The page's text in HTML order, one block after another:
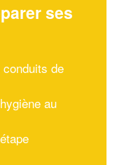
ses
de
au